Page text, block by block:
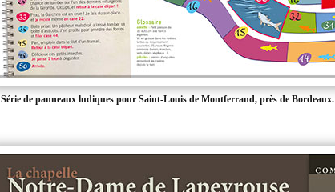
Série de panneaux ludiques pour Saint-Louis de Montferrand, près de Bordeaux.